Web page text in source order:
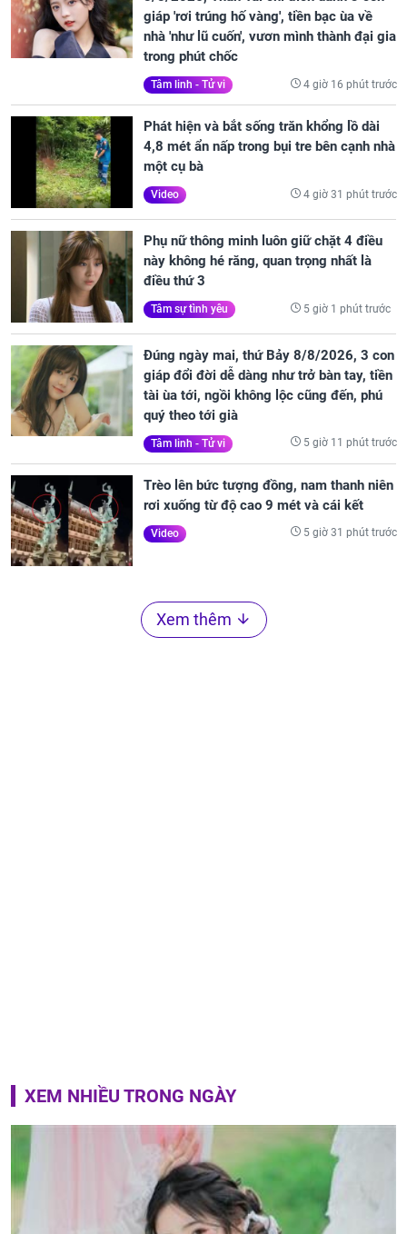
giáp 'rơi trúng hố vàng', tiền bạc ùa về
nhà 'như lũ cuốn', vươn mình thành đại gia
trong phút chốc
Tâm linh - Tử vi 4 giờ 16 phút trước
Phát hiện và bắt sống trăn khổng lồ dài
4,8 mét ẩn nấp trong bụi tre bên cạnh nhà
một cụ bà
Video 4 giờ 31 phút trước
Phụ nữ thông minh luôn giữ chặt 4 điều
này không hé răng, quan trọng nhất là
điều thứ 3
Tâm sự tình yêu 5 giờ 1 phút trước
Đúng ngày mai, thứ Bảy 8/8/2026, 3 con
giáp đổi đời dễ dàng như trở bàn tay, tiền
tài ùa tới, ngồi không lộc cũng đến, phú
quý theo tới già
Tâm linh - Tử vi 5 giờ 11 phút trước
Trèo lên bức tượng đồng, nam thanh niên
rơi xuống từ độ cao 9 mét và cái kết
Video 5 giờ 31 phút trước
Xem thêm
XEM NHIỀU TRONG NGÀY